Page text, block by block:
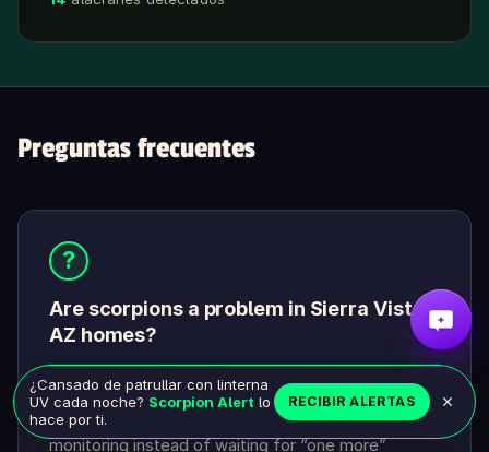
Preguntas frecuentes
?
Are scorpions a problem in Sierra Vista,
AZ homes?
In Sierra Vista, scorpion sightings are common
enough that it’s smart to focus on prevention and
monitoring instead of waiting for “one more”
¿Cansado de patrullar con linterna
UV cada noche? Scorpion Alert lo
hace por ti.
RECIBIR ALERTAS